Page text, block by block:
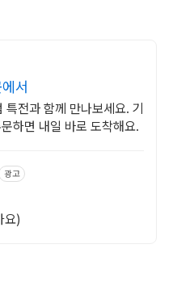
서
전과 함께 만나보세요. 기
하면 내일 바로 도착해요.
광고
요)